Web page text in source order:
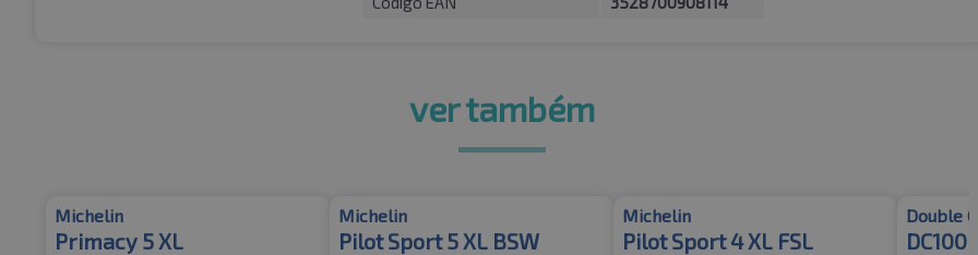
ver também
Michelin
Primacy 5 XL
Michelin
Pilot Sport 5 XL BSW
Michelin
Pilot Sport 4 XL FSL
Double
DC100